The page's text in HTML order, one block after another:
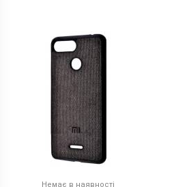
Немає в наявності